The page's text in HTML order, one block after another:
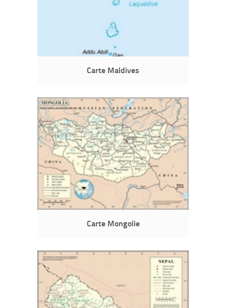
Carte Maldives
Carte Mongolie